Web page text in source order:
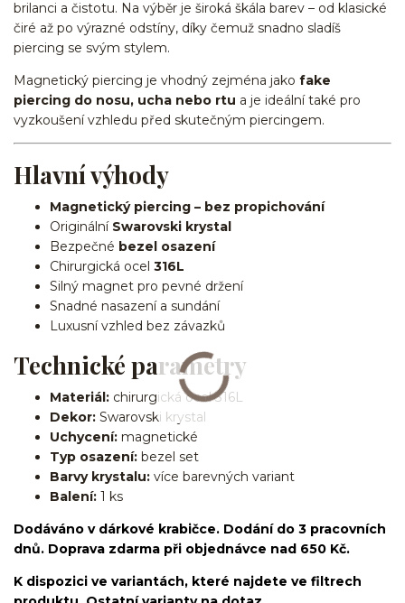
brilanci a čistotu. Na výběr je široká škála barev – od klasické
čiré až po výrazné odstíny, díky čemuž snadno sladíš
piercing se svým stylem.
Magnetický piercing je vhodný zejména jako fake
piercing do nosu, ucha nebo rtu a je ideální také pro
vyzkoušení vzhledu před skutečným piercingem.
Hlavní výhody
Magnetický piercing – bez propichování
Originální Swarovski krystal
Bezpečné bezel osazení
Chirurgická ocel 316L
Silný magnet pro pevné držení
Snadné nasazení a sundání
Luxusní vzhled bez závazků
Technické parametry
Materiál: chirurgická ocel 316L
Dekor: Swarovski krystal
Uchycení: magnetické
Typ osazení: bezel set
Barvy krystalu: více barevných variant
Balení: 1 ks
Dodáváno v dárkové krabičce. Dodání do 3 pracovních
dnů. Doprava zdarma při objednávce nad 650 Kč.
K dispozici ve variantách, které najdete ve filtrech